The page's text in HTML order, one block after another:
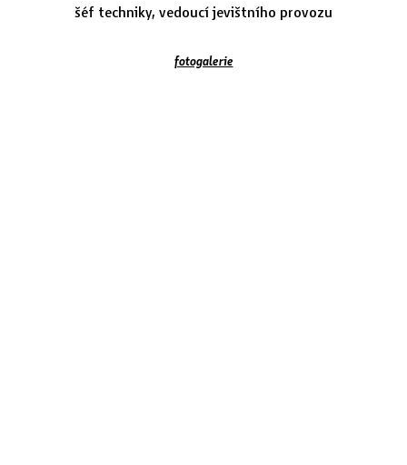
šéf techniky, vedoucí jevištního provozu
fotogalerie